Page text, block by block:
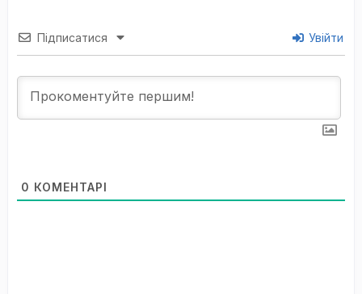
Підписатися Увійти
0 КОМЕНТАРІ